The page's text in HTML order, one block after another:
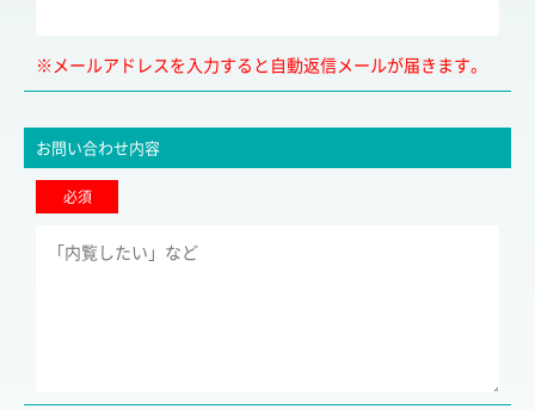
※メールアドレスを入力すると自動返信メールが届きます。
お問い合わせ内容
必須